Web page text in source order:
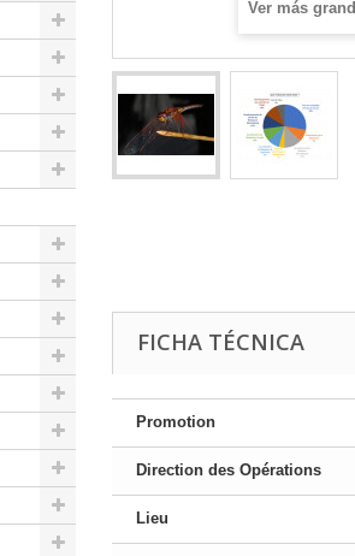
Ver más
FICHA TÉCNICA
Promotion
Direction des Opérations
Lieu